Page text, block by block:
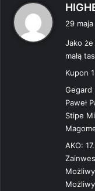
29
Jako
małą
Kupon
Gegard
Paweł
Stipe
AKO:
Możliwy